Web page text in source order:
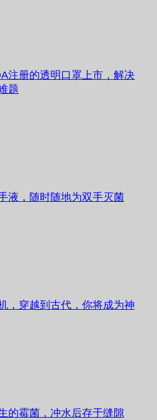
注册的透明口罩上市，解决
题
液，随时随地为双手灭菌
，穿越到古代，你将成为神
的霉菌，冲水后存于缝隙